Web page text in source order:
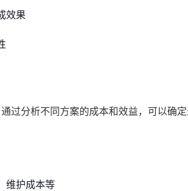
效果
过分析不同方案的成本和效益，可以确
维护成本等